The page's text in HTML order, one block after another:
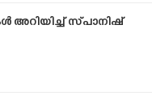
അറിയിച്ച് സ്പാനിഷ്